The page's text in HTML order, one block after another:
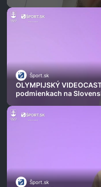
Šport.sk
OLYMPIJSKÝ
podmienkach na
študovaní na FIIT aj
Šport.sk